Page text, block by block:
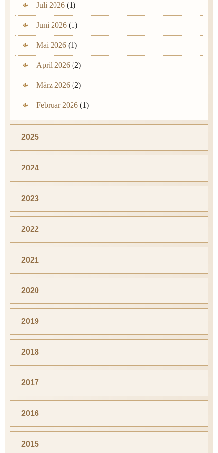
Juli 2026 (1)
Juni 2026 (1)
Mai 2026 (1)
April 2026 (2)
März 2026 (2)
Februar 2026 (1)
2025
2024
2023
2022
2021
2020
2019
2018
2017
2016
2015